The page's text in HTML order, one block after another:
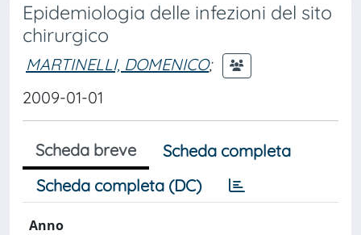
Epidemiologia delle infezioni del sito
chirurgico
MARTINELLI, DOMENICO;
2009-01-01
Scheda breve
Scheda completa
Scheda completa (DC)
Anno